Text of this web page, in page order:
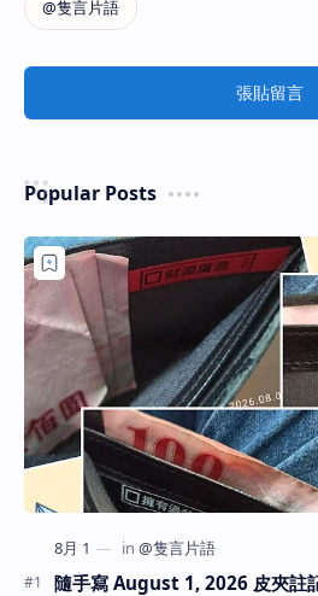
張貼留言
Popular Posts
隨手寫 August 1, 2026 皮夾註